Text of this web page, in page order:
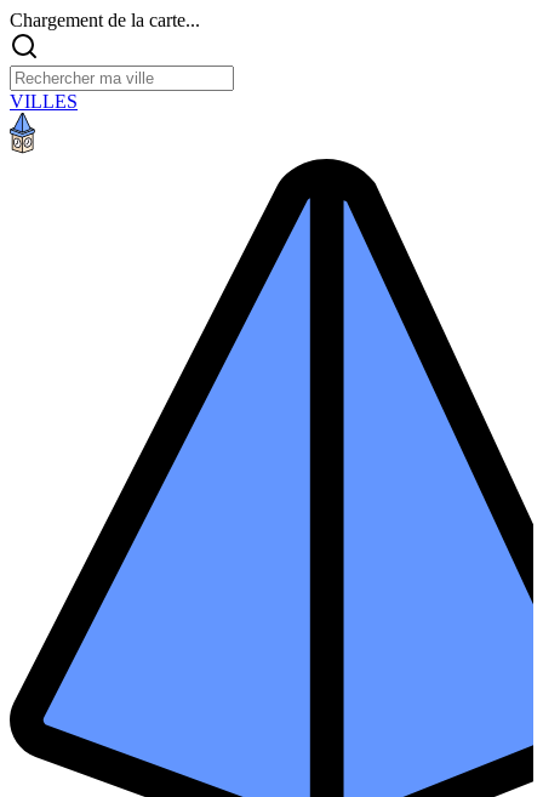
Chargement de la carte...
VILLES